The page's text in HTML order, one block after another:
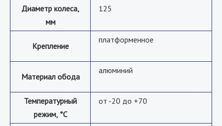
Диаметр колеса,
мм
125
Крепление
платформенное
Материал обода
алюминий
Температурный
режим, °С
от -20 до +70